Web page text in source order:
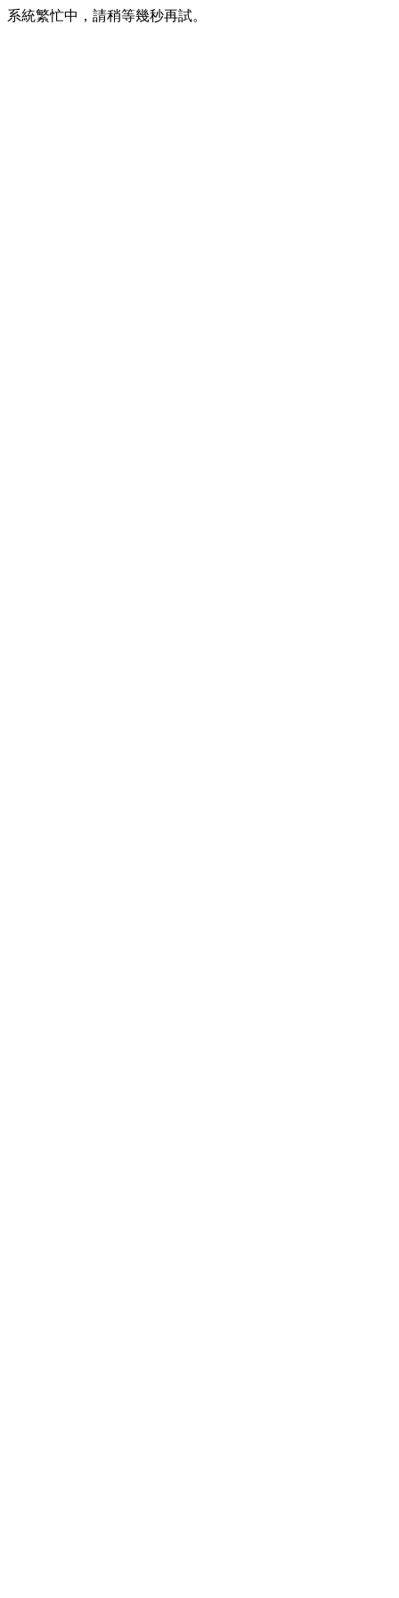
系統繁忙中，請稍等幾秒再試。